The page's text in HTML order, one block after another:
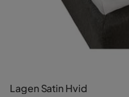
Lagen Satin Hvid